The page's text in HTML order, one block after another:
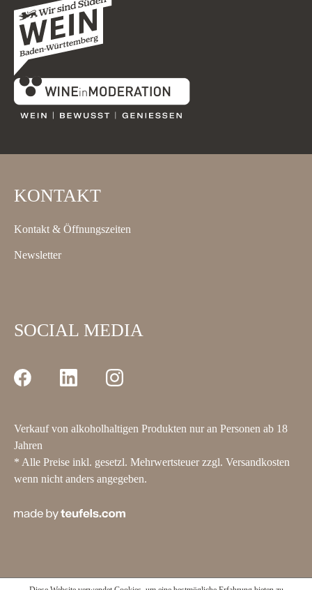
KONTAKT
Kontakt & Öffnungszeiten
Newsletter
SOCIAL MEDIA
Verkauf von alkoholhaltigen Produkten nur an Personen ab 18
Jahren
* Alle Preise inkl. gesetzl. Mehrwertsteuer zzgl. Versandkosten
wenn nicht anders angegeben.